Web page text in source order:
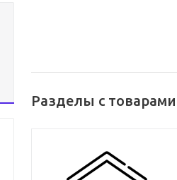
Разделы с